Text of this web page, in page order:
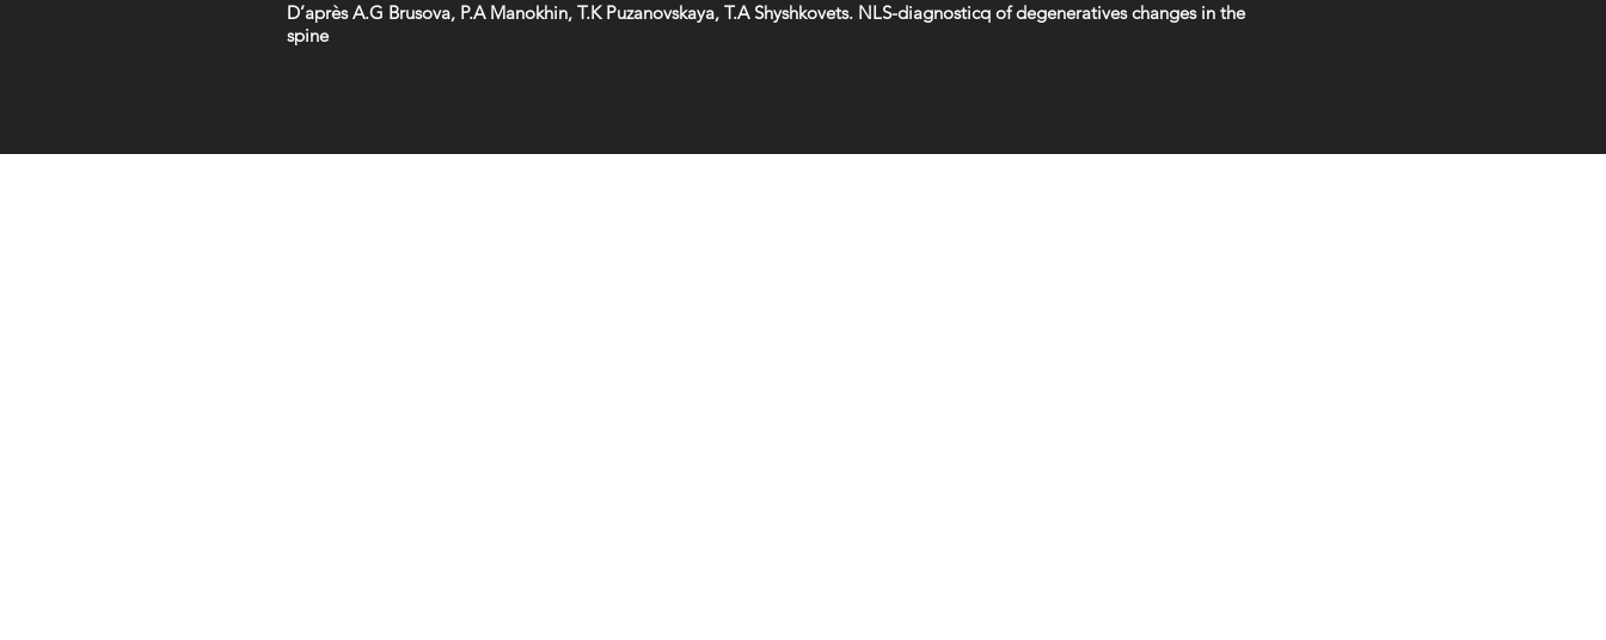
D’après A.G Brusova, P.A Manokhin, T.K Puzanovskaya, T.A Shyshkovets. NLS-diagnosticq of degeneratives changes in the
spine